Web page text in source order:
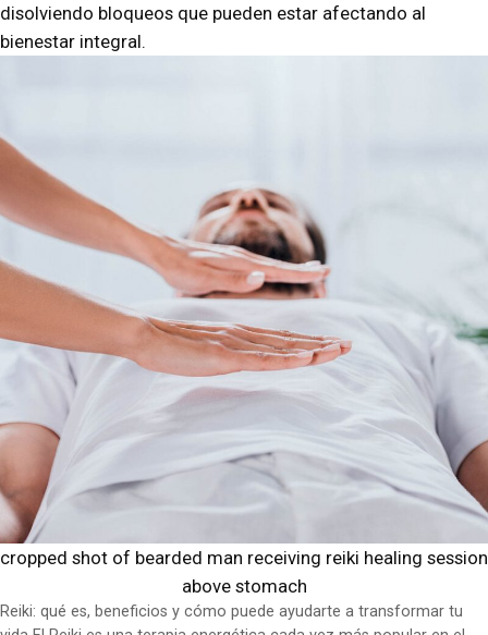
disolviendo bloqueos que pueden estar afectando al
bienestar integral.
cropped shot of bearded man receiving reiki healing session
above stomach
Reiki: qué es, beneficios y cómo puede ayudarte a transformar tu